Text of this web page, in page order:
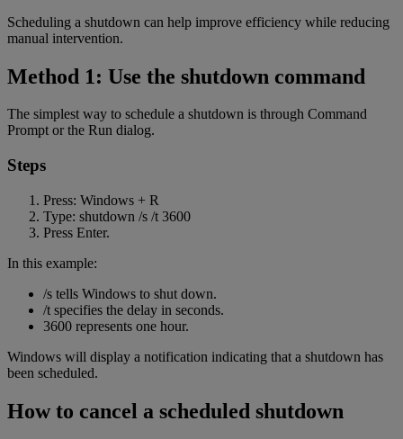
Scheduling a shutdown can help improve efficiency while reducing
manual intervention.
Method 1: Use the shutdown command
The simplest way to schedule a shutdown is through Command
Prompt or the Run dialog.
Steps
Press: Windows + R
Type: shutdown /s /t 3600
Press Enter.
In this example:
/s tells Windows to shut down.
/t specifies the delay in seconds.
3600 represents one hour.
Windows will display a notification indicating that a shutdown has
been scheduled.
How to cancel a scheduled shutdown